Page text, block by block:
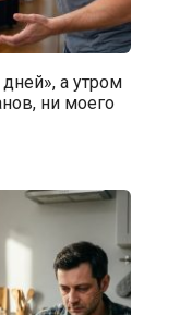
а утром
ни моего